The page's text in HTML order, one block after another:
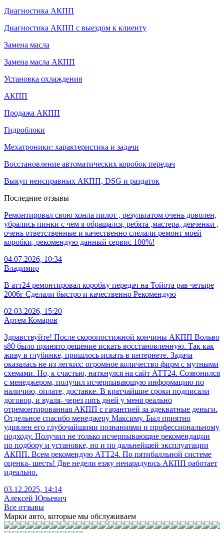
Диагностика АКПП
Диагностика АКПП с выездом к клиенту
Замена масла
Замена масла АКПП
Установка охлаждения
АКПП
Продажа АКПП
Гидроблоки
Мехатроники: характеристика и задачи
Восстановление автоматических коробок передач
Выкуп неисправных АКПП, DSG и раздаток
Последние отзывы
Ремонтировал свою хонла пилот , результатом очень доволен,
убрались пинки с чем я обращался, ребята ,мастера, девченки ,
очень ответственные и качественно слелали ремонт моей
коробки, рекомендую данный сервис 100%!
04.07.2026, 10:34
Владимир
В атт24 ремонтировал коробку передач на Тойота рав четыре
2006г Сделали быстро и качественно Рекомендую
02.03.2026, 15:20
Артем Комаров
Здравствуйте! После скоропостижной кончины АКПП Вольво
s80 было принято решение искать восстановленную. Так как
живу в глубинке, пришлось искать в интернете. Задача
оказалась не из легких: огромное количество фирм с мутными
схемами. Но, к счастью, наткнулся на сайт АТТ24. Созвонился
с менеджером, получил исчерпывающую информацию по
наличию, оплате, доставке. В кратчайшие сроки подписали
договор, и вуаля- через пять дней у меня реально
отремонтированная АКПП с гарантией за адекватные деньги.
Отдельное спасибо менеджеру Максиму. Был приятно
удивлен его глубочайшими познаниями и профессиональному
подходу. Получил не только исчерпывающие рекомендации
по подбору и установке, но и по дальнейшей эксплуатации
АКПП. Всем рекомендую АТТ24. По пятибалльной системе
оценка- шесть! Две недели езжу ненарадуюсь АКПП работает
идеально.
03.12.2025, 14:14
Алексей Юрьевич
Все отзывы
Марки авто, которые мы обслуживаем